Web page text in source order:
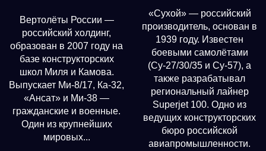
Вертолёты России —
российский холдинг,
образован в 2007 году на
базе конструкторских
школ Миля и Камова.
Выпускает Ми-8/17, Ка-32,
«Ансат» и Ми-38 —
гражданские и военные.
Один из крупнейших
мировых...
«Сухой» — российский
производитель, основан в
1939 году. Известен
боевыми самолётами
(Су-27/30/35 и Су-57), а
также разрабатывал
региональный лайнер
Superjet 100. Одно из
ведущих конструкторских
бюро российской
авиапромышленности.